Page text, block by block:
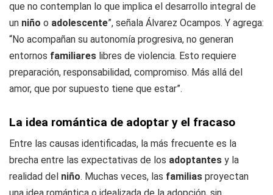
que no contemplan lo que implica el desarrollo integral de
un niño o adolescente”, señala Álvarez Ocampos. Y agrega:
“No acompañan su autonomía progresiva, no generan
entornos familiares libres de violencia. Esto requiere
preparación, responsabilidad, compromiso. Más allá del
amor, que por supuesto tiene que estar”.
La idea romántica de adoptar y el fracaso
Entre las causas identificadas, la más frecuente es la
brecha entre las expectativas de los adoptantes y la
realidad del niño. Muchas veces, las familias proyectan